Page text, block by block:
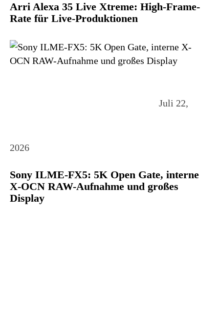
Arri Alexa 35 Live Xtreme: High-Frame-
Rate für Live-Produktionen
Juli 22,
2026
Sony ILME-FX5: 5K Open Gate, interne
X-OCN RAW-Aufnahme und großes
Display